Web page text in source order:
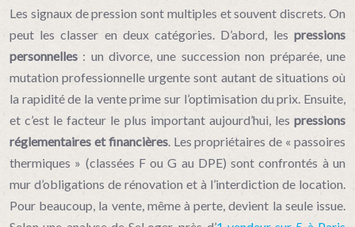
Les signaux de pression sont multiples et souvent discrets. On
peut les classer en deux catégories. D’abord, les pressions
personnelles : un divorce, une succession non préparée, une
mutation professionnelle urgente sont autant de situations où
la rapidité de la vente prime sur l’optimisation du prix. Ensuite,
et c’est le facteur le plus important aujourd’hui, les pressions
réglementaires et financières. Les propriétaires de « passoires
thermiques » (classées F ou G au DPE) sont confrontés à un
mur d’obligations de rénovation et à l’interdiction de location.
Pour beaucoup, la vente, même à perte, devient la seule issue.